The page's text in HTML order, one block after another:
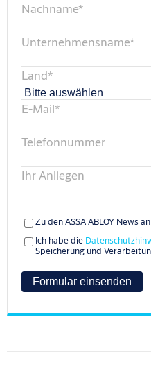
Nachname*
Unternehmensname*
Land*
E-Mail*
Telefonnummer
Ihr Anliegen
Zu den ASSA ABLOY News
Ich habe die
Speicherung und